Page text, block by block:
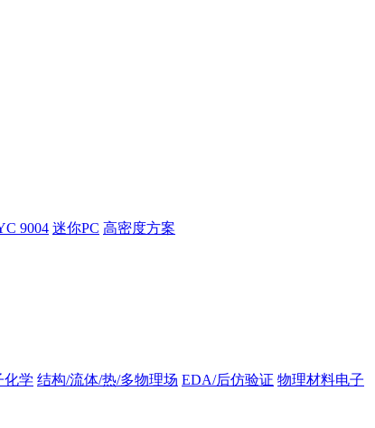
9004 迷你PC 高密度方案
化学 结构/流体/热/多物理场 EDA/后仿验证 物理材料电子